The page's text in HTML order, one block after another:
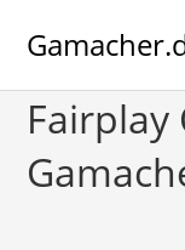
Fairplay